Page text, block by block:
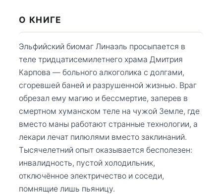
О КНИГЕ
Эльфийский биомаг Линаэль просыпается в
теле тридцатисемилетнего храма Дмитрия
Карпова — больного алкоголика с долгами,
сгоревшей баней и разрушенной жизнью. Враг
обрезал ему магию и бессмертие, заперев в
смертном хуманском теле на чужой Земле, где
вместо маны работают странные технологии, а
лекари лечат пилюлями вместо заклинаний.
Тысячелетний опыт оказывается бесполезен:
инвалидность, пустой холодильник,
отключённое электричество и соседи,
помнящие лишь пьяницу.